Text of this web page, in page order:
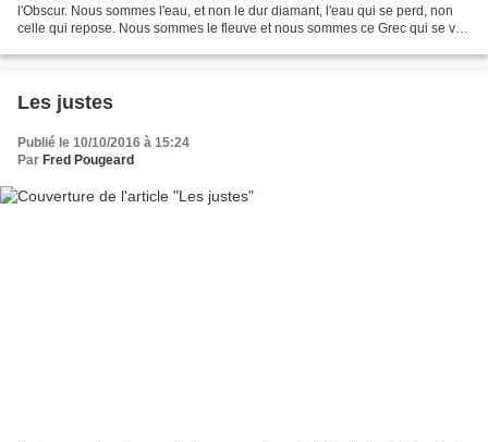
l'Obscur. Nous sommes l'eau, et non le dur diamant, l'eau qui se perd, non
celle qui repose. Nous sommes le fleuve et nous sommes ce Grec qui se voit
Les justes
Publié le 10/10/2016 à 15:24
Par Fred Pougeard